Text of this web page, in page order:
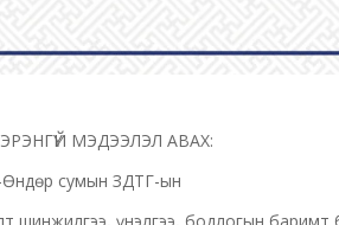
МЭДЭЭЛЭЛ АВАХ:
сумын ЗДТГ-ын